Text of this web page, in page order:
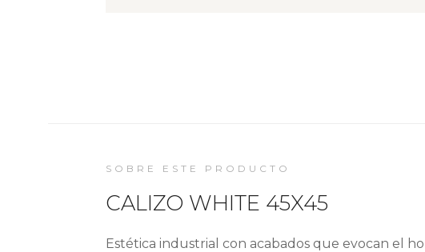
SOBRE ESTE PRODUCTO
CALIZO WHITE 45X45
Estética industrial con acabados que evocan el